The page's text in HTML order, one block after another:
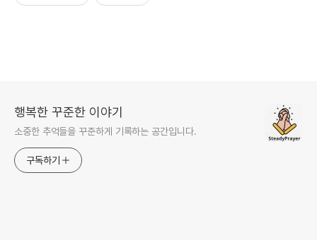
행복한 꾸준한 이야기
소중한 추억들을 꾸준하게 기록하는 공간입니다.
구독하기